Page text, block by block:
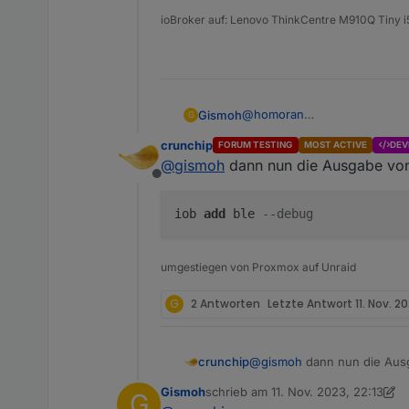
ioBroker auf: Lenovo ThinkCentre M910Q Tiny
G Gismoh@homoran
Alt: ARMv7 Processor rev 3
Neu: Architektur x64, Node.js
Offline
crunchip FORUM TESTING MOST ACTIVE
@gismoh dann nun die Ausgabe
iob add ble --debug
umgestiegen von Proxmox auf Unraid
G 2 Antworten Letzte Antwort 11. Nov.
crunchip@gismoh dann nun die
Gismohschrieb am 11. Nov. 2023, 22:13
zuletzt editiert von Gismoh11. Nov.